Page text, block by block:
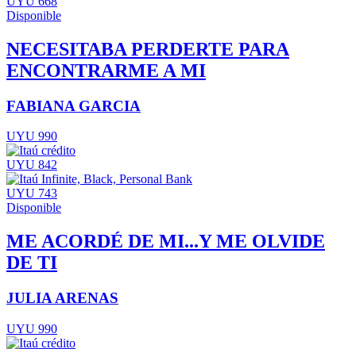
Disponible
NECESITABA PERDERTE PARA
ENCONTRARME A MI
FABIANA GARCIA
UYU 990
UYU 842
UYU 743
Disponible
ME ACORDÉ DE MI...Y ME OLVIDE
DE TI
JULIA ARENAS
UYU 990